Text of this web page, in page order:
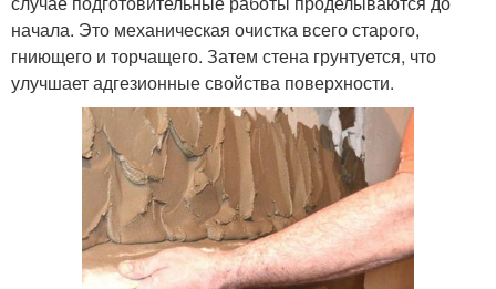
начала. Это механическая очистка всего старого,
гниющего и торчащего. Затем стена грунтуется, что
улучшает адгезионные свойства поверхности.